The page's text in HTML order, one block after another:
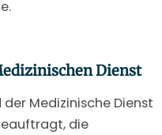
Dienst
Medizinische Dienst
die